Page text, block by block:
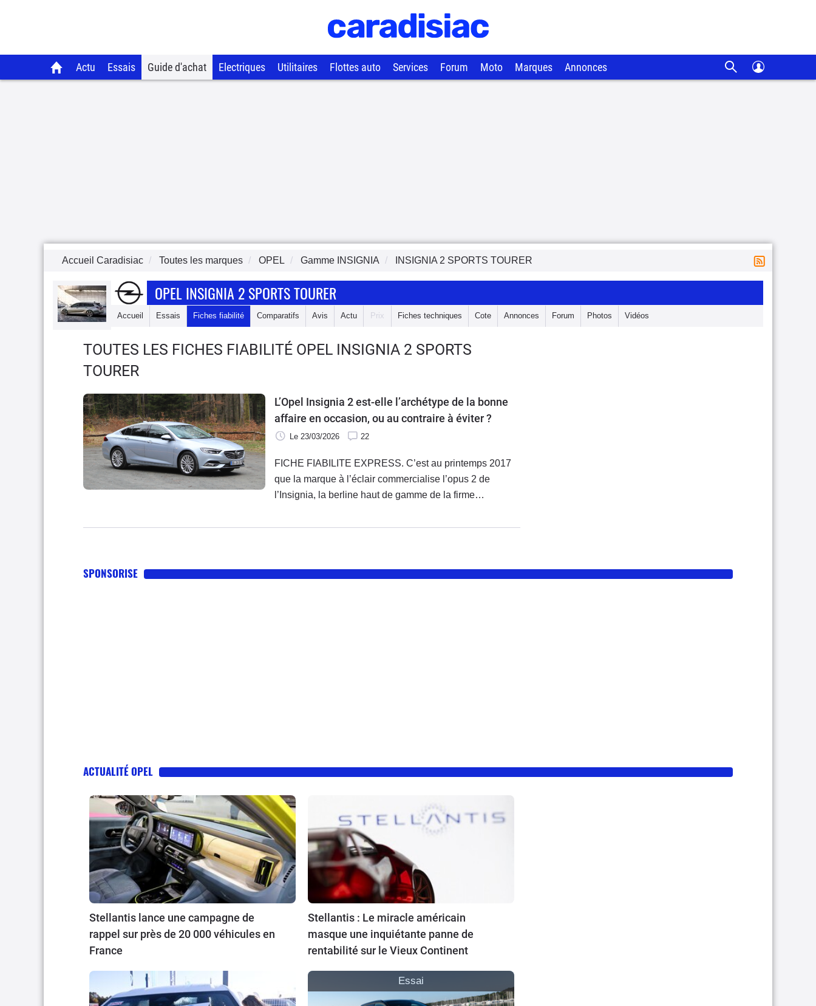
Actu Essais Guide d'achat Electriques Utilitaires Flottes auto Services Forum Moto Marques Annonces
Accueil Caradisiac Toutes les marques OPEL Gamme INSIGNIA INSIGNIA 2 SPORTS TOURER
OPEL INSIGNIA 2 SPORTS TOURER
Accueil Essais Fiches fiabilité Comparatifs Avis Actu Prix Fiches techniques Cote Annonces Forum Photos Vidéos
TOUTES LES FICHES FIABILITÉ OPEL INSIGNIA 2 SPORTS
TOURER
L’Opel Insignia 2 est-elle l’archétype de la bonne
affaire en occasion, ou au contraire à éviter ?
Le 23/03/2026 22
FICHE FIABILITE EXPRESS. C’est au printemps 2017
que la marque à l’éclair commercialise l’opus 2 de
l’Insignia, la berline haut de gamme de la firme
mètres de long, elle se positionne entre les catégories
SPONSORISE
ACTUALITÉ OPEL
Stellantis lance une campagne de
rappel sur près de 20 000 véhicules en
France
Stellantis : Le miracle américain
masque une inquiétante panne de
rentabilité sur le Vieux Continent
Essai